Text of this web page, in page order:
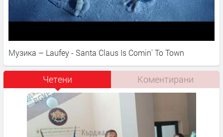
Музика – Laufey - Santa Claus Is Comin' To Town
Четени Коментирани